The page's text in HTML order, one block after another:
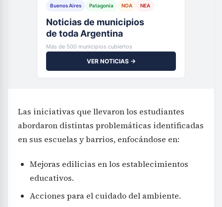
Buenos Aires Patagonia NOA NEA
Noticias de municipios
de toda Argentina
Más de 500 municipios cubiertos
VER NOTICIAS →
Las iniciativas que llevaron los estudiantes
abordaron distintas problemáticas identificadas
en sus escuelas y barrios, enfocándose en:
Mejoras edilicias en los establecimientos
educativos.
Acciones para el cuidado del ambiente.